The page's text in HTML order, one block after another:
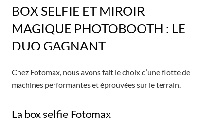
BOX SELFIE ET MIROIR
MAGIQUE PHOTOBOOTH : LE
DUO GAGNANT
Chez Fotomax, nous avons fait le choix d’une flotte de
machines performantes et éprouvées sur le terrain.
La box selfie Fotomax